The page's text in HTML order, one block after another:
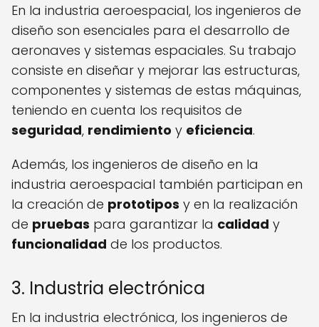
En la industria aeroespacial, los ingenieros de
diseño son esenciales para el desarrollo de
aeronaves y sistemas espaciales. Su trabajo
consiste en diseñar y mejorar las estructuras,
componentes y sistemas de estas máquinas,
teniendo en cuenta los requisitos de
seguridad, rendimiento y eficiencia.
Además, los ingenieros de diseño en la
industria aeroespacial también participan en
la creación de prototipos y en la realización
de pruebas para garantizar la calidad y
funcionalidad de los productos.
3. Industria electrónica
En la industria electrónica, los ingenieros de